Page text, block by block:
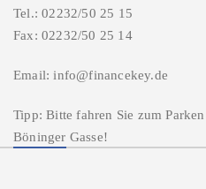
Tel.: 02232/50 25 15
Fax: 02232/50 25 14
Email: info@financekey.de
Tipp: Bitte fahren Sie zum
Böninger Gasse!